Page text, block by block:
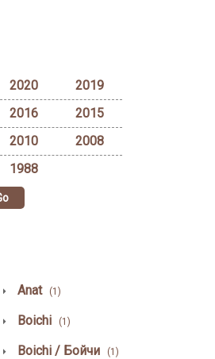
2020
2019
2016
2015
2010
2008
1988
Anat (1)
Boichi (1)
Boichi / Бойчи (1)